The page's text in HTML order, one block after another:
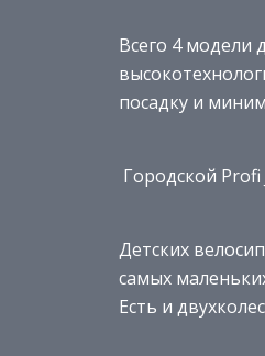
Всего 4 модели
посадку и
Городской Profi
Детских
самых
Есть и